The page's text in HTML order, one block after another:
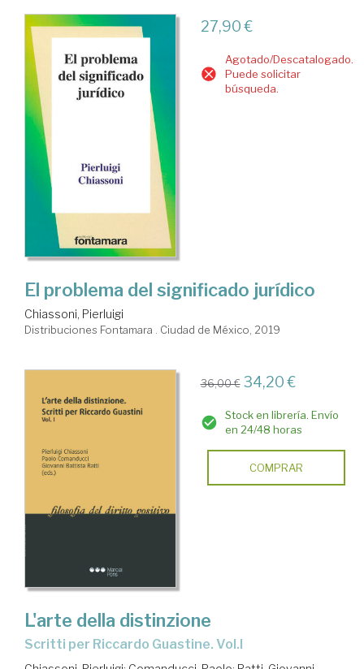
27,90 €
Agotado/Descatalogado.
Puede solicitar
búsqueda.
El problema del significado jurídico
Chiassoni, Pierluigi
Distribuciones Fontamara . Ciudad de México, 2019
36,00 € 34,20 €
Stock en librería. Envío
en 24/48 horas
COMPRAR
L'arte della distinzione
Scritti per Riccardo Guastine. Vol.I